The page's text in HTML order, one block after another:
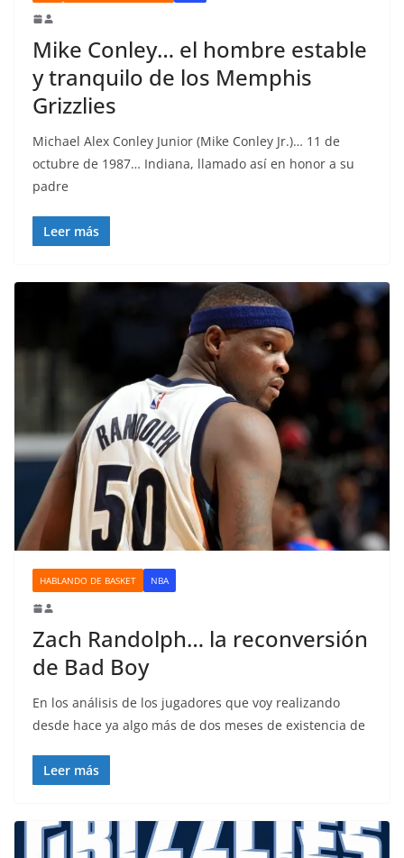
Mike Conley… el hombre estable
y tranquilo de los Memphis
Grizzlies
Michael Alex Conley Junior (Mike Conley Jr.)… 11 de
octubre de 1987… Indiana, llamado así en honor a su
padre
Leer más
HABLANDO DE BASKET NBA
Zach Randolph… la reconversión
de Bad Boy
En los análisis de los jugadores que voy realizando
desde hace ya algo más de dos meses de existencia de
Leer más